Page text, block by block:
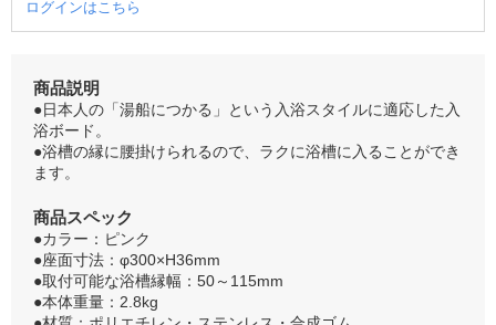
ログインはこちら
商品説明
●日本人の「湯船につかる」という入浴スタイルに適応した入
浴ボード。
●浴槽の縁に腰掛けられるので、ラクに浴槽に入ることができ
ます。
商品スペック
●カラー：ピンク
●座面寸法：φ300×H36mm
●取付可能な浴槽縁幅：50～115mm
●本体重量：2.8kg